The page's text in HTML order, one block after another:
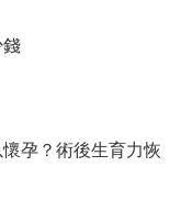
錢
孕？術後生育力恢